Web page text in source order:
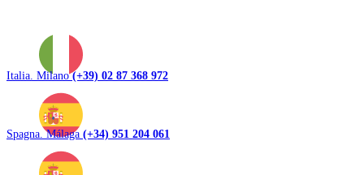
Italia. Milano(+39) 02 87 368 972
Spagna. Málaga (+34) 951 204 061